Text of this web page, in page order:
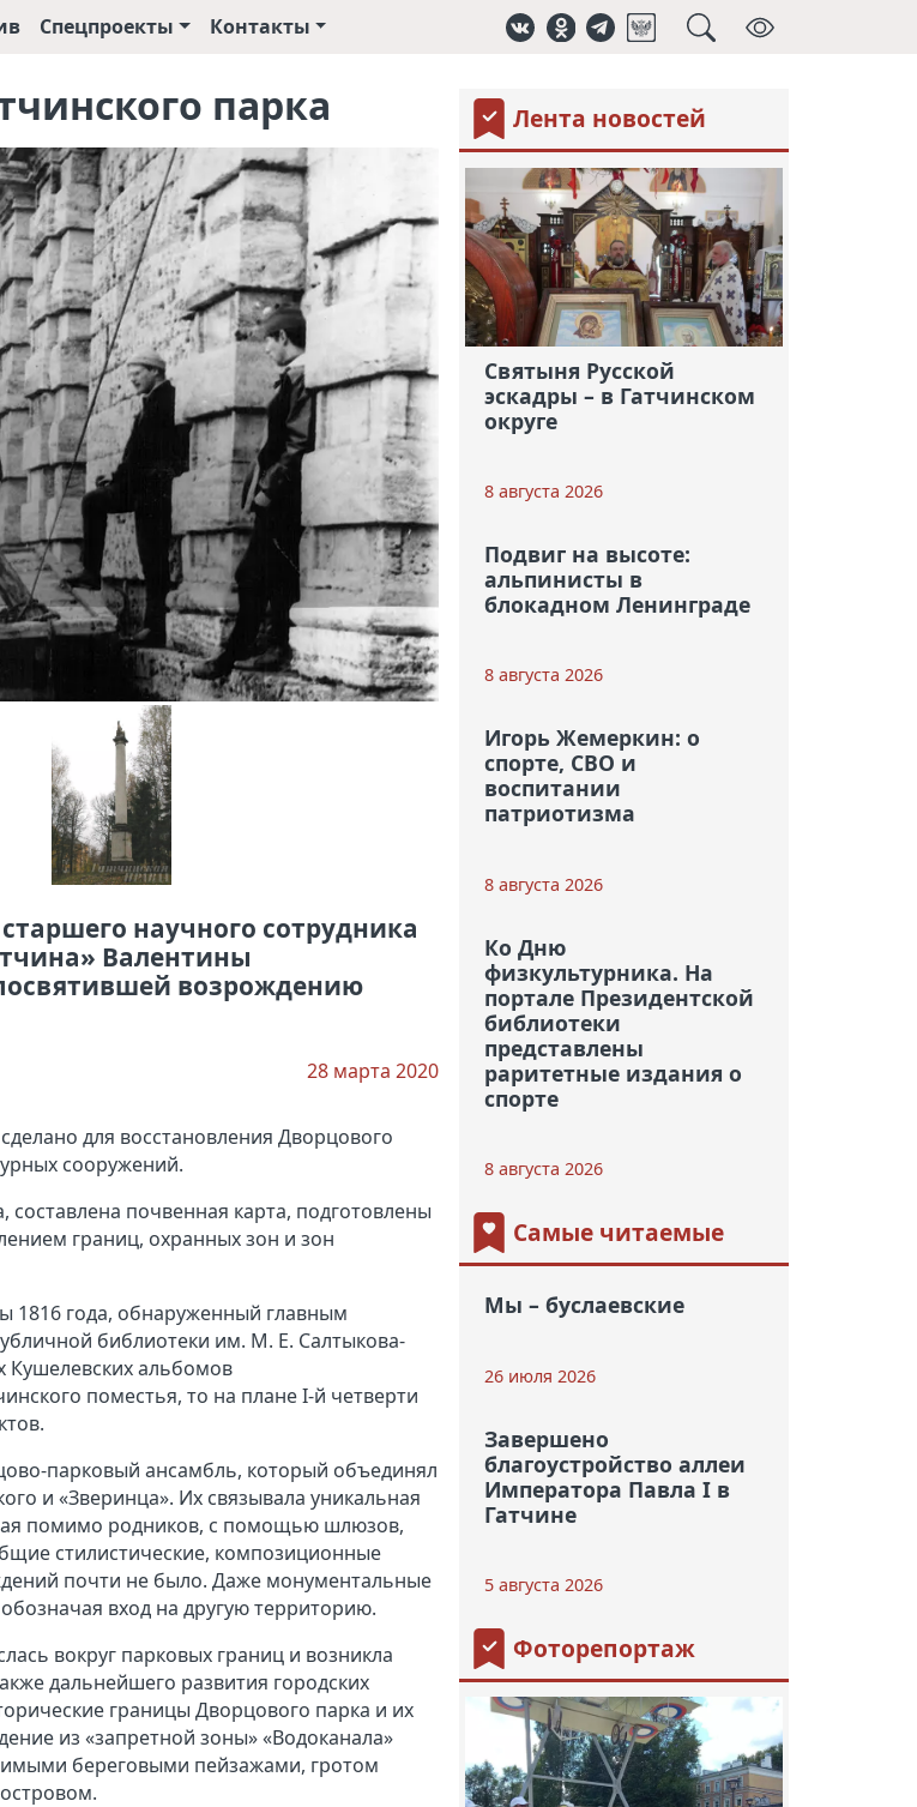
Спецпроекты Контакты
парка
научного сотрудника
Валентины
возрождению
28 марта 2020
для восстановления Дворцового
сооружений.
почвенная карта, подготовлены
границ, охранных зон и зон
1816 года, обнаруженный главным
библиотеки им. М. Е. Салтыкова-
Кушелевских альбомов
поместья, то на плане I-й четверти
парковый ансамбль, который объединял
и «Зверинца». Их связывала уникальная
помимо родников, с помощью шлюзов,
стилистические, композиционные
почти не было. Даже монументальные
вход на другую территорию.
вокруг парковых границ и возникла
дальнейшего развития городских
границы Дворцового парка и их
из «запретной зоны» «Водоканала»
береговыми пейзажами, гротом
Лента новостей
Святыня Русской
эскадры – в Гатчинском
округе
8 августа 2026
Подвиг на высоте:
альпинисты в
блокадном Ленинграде
8 августа 2026
Игорь Жемеркин: о
спорте, СВО и
воспитании
патриотизма
8 августа 2026
Ко Дню
физкультурника. На
портале Президентской
библиотеки
представлены
раритетные издания о
спорте
8 августа 2026
Самые читаемые
Мы – буслаевские
26 июля 2026
Завершено
благоустройство аллеи
Императора Павла I в
Гатчине
5 августа 2026
Фоторепортаж